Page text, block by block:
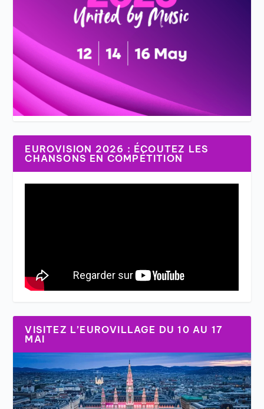
EUROVISION 2026 : ÉCOUTEZ LES
CHANSONS EN COMPÉTITION
VISITEZ L’EUROVILLAGE DU 10 AU 17
MAI